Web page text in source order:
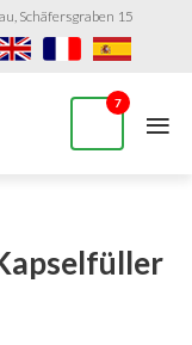
Schäfersgraben 15
7 ≡